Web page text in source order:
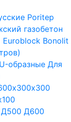
Poritep
газобетон
Euroblock Bonolit
U-образные Для
Д500 Д600